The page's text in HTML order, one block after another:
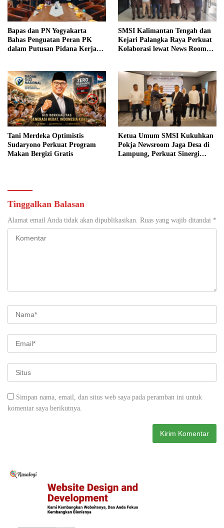
Bapas dan PN Yogyakarta
Bahas Penguatan Peran PK
dalam Putusan Pidana Kerja
SMSI Kalimantan Tengah dan
Kejari Palangka Raya Perkuat
Kolaborasi lewat News Room
Tani Merdeka Optimistis
Sudaryono Perkuat Program
Makan Bergizi Gratis
Ketua Umum SMSI Kukuhkan
Pokja Newsroom Jaga Desa di
Lampung, Perkuat Sinergi
Tinggalkan Balasan
Alamat email Anda tidak akan dipublikasikan. Ruas yang wajib ditandai *
Simpan nama, email, dan situs web saya pada peramban ini untuk
komentar saya berikutnya.